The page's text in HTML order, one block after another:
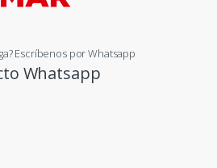
Escríbenos por Whatsapp
Whatsapp